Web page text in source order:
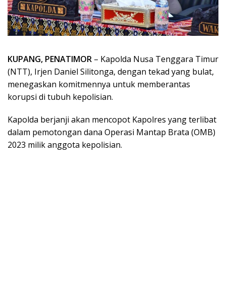
KUPANG, PENATIMOR – Kapolda Nusa Tenggara Timur
(NTT), Irjen Daniel Silitonga, dengan tekad yang bulat,
menegaskan komitmennya untuk memberantas
korupsi di tubuh kepolisian.
Kapolda berjanji akan mencopot Kapolres yang terlibat
dalam pemotongan dana Operasi Mantap Brata (OMB)
2023 milik anggota kepolisian.